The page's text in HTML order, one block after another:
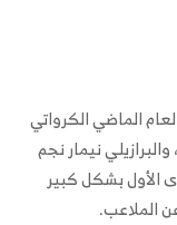
الماضي الكرواتي
نيمار نجم
الأول بشكل كبير
الملاعب.